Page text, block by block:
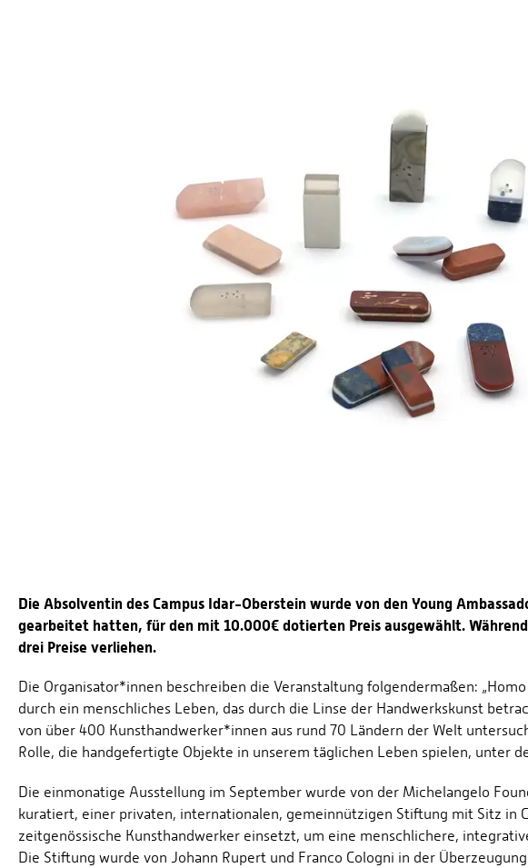
Die Absolventin des Campus Idar-Oberstein wurde von den Young
gearbeitet hatten, für den mit 10.000€ dotierten Preis ausgewählt.
drei Preise verliehen.
Die Organisator*innen beschreiben die Veranstaltung folgendermaßen:
durch ein menschliches Leben, das durch die Linse der Handwerkskunst
von über 400 Kunsthandwerker*innen aus rund 70 Ländern der Welt
Rolle, die handgefertigte Objekte in unserem täglichen Leben spielen, unter
Die einmonatige Ausstellung im September wurde von der Michelangelo
kuratiert, einer privaten, internationalen, gemeinnützigen Stiftung mit Sitz in
zeitgenössische Kunsthandwerker einsetzt, um eine menschlichere,
Die Stiftung wurde von Johann Rupert und Franco Cologni in der